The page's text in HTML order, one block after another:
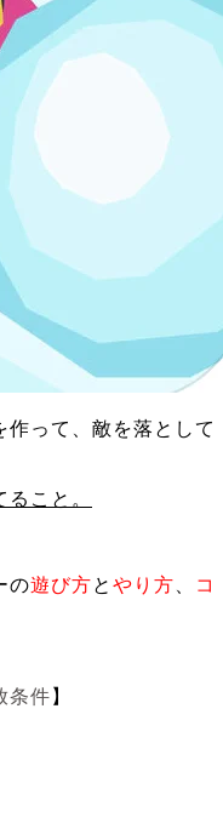
作って、敵を落として
こと。
の遊び方と やり方
コ
条件 】